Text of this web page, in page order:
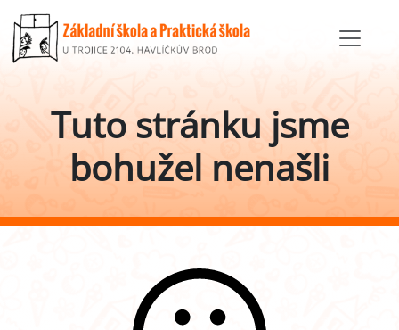
Tuto stránku jsme
bohužel nenašli